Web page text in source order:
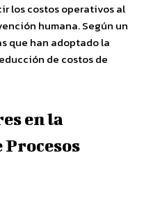
los costos operativos al
humana. Según un
que han adoptado la
de costos de
en la